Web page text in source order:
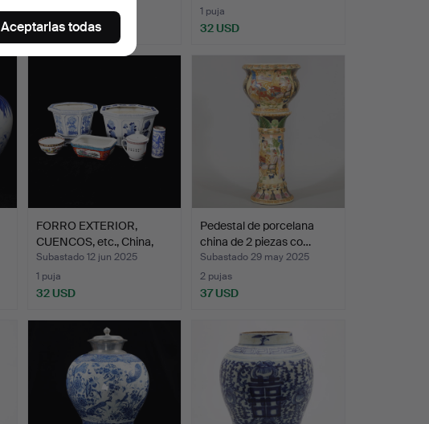
17 pujas
116 USD
1 puja
32 USD
FORRO EXTERIOR,
CUENCOS, etc., China,
sigl…
Subastado 12 jun 2025
1 puja
32 USD
Pedestal de porcelana
china de 2 piezas co…
Subastado 29 may 2025
2 pujas
37 USD
Aceptarlas todas